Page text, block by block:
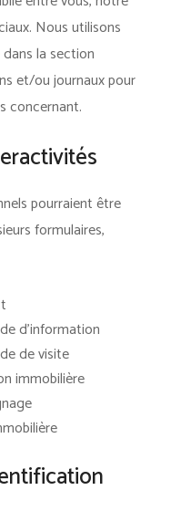
Nous utilisons
la section
et/ou journaux pour
concernant.
pourraient être
formulaires,
d’information
de visite
immobilière